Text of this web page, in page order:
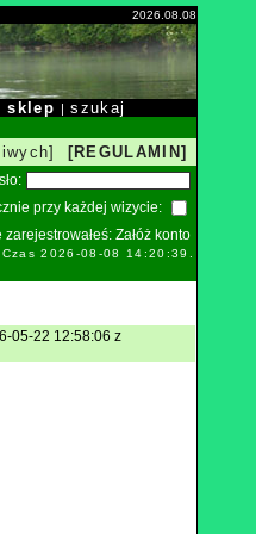
2026.08.08
|sklep |szukaj
[REGULAMIN]
przy każdej wizycie:
Załóż konto
2026-08-08 14:20:39.
05-22 12:58:06 z